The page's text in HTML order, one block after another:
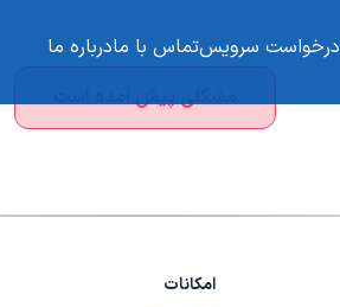
درخواست سرویستماس با مادرباره ما
مشکلی پیش آمده است
امکانات